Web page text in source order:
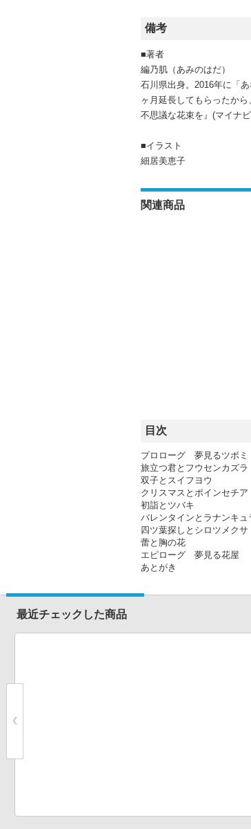
備考
■著者
編乃肌（あみのはだ）
石川県出身。2016年に「
ヶ月延長してもらったか
不思議な花束を』(マイナ
■イラスト
細居美恵子
関連商品
目次
プロローグ 夢見るツボミ
旅立つ君とフウセンカズラ
双子とスイフヨウ
クリスマスとポインセチア
初詣とツバキ
バレンタインとラナンキュ
四ツ葉探しとシロツメクサ
蕾と胸の花
エピローグ 夢見る花屋
あとがき
最近チェックした商品